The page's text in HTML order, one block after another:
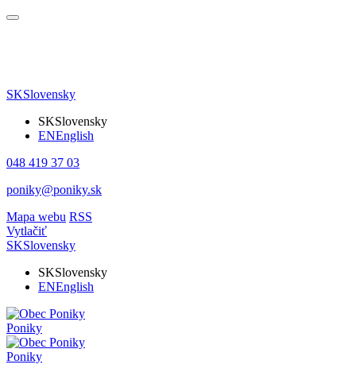
SKSlovensky
SKSlovensky
ENEnglish
048 419 37 03
poniky@poniky.sk
Mapa webu RSS
Vytlačiť
SKSlovensky
SKSlovensky
ENEnglish
Poniky
Poniky